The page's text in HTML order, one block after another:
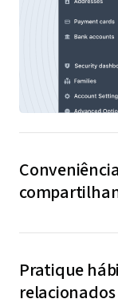
Compartilhe
seus dados
Pratique